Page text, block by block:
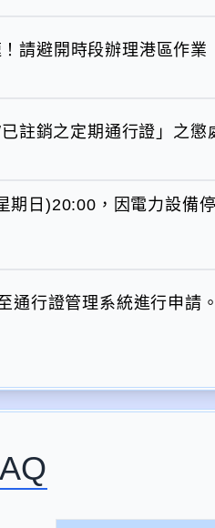
請避開時段辦理港區作業
註銷之定期通行證」之懲
日)20:00，因電力設備
通行證管理系統進行申請。